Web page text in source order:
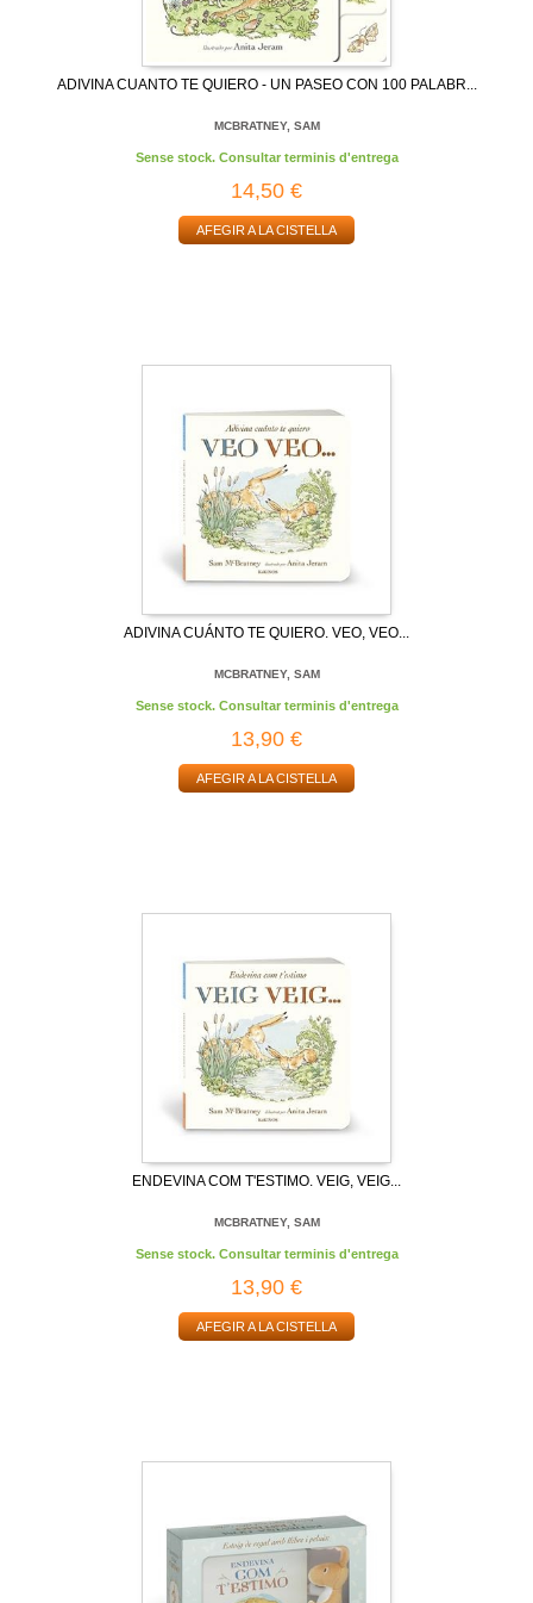
ADIVINA CUANTO TE QUIERO - UN PASEO CON 100 PALABR...
MCBRATNEY, SAM
Sense stock. Consultar terminis d'entrega
14,50 €
AFEGIR A LA CISTELLA
ADIVINA CUÁNTO TE QUIERO. VEO, VEO...
MCBRATNEY, SAM
Sense stock. Consultar terminis d'entrega
13,90 €
AFEGIR A LA CISTELLA
ENDEVINA COM T'ESTIMO. VEIG, VEIG...
MCBRATNEY, SAM
Sense stock. Consultar terminis d'entrega
13,90 €
AFEGIR A LA CISTELLA